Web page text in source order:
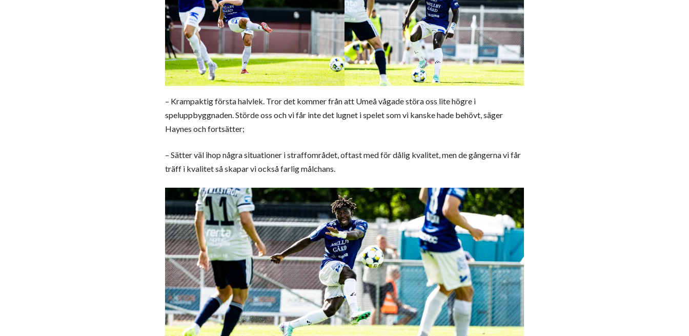
– Krampaktig första halvlek. Tror det kommer från att Umeå vågade störa oss lite högre i
speluppbyggnaden. Störde oss och vi får inte det lugnet i spelet som vi kanske hade behövt, säger
Haynes och fortsätter;
– Sätter väl ihop några situationer i straffområdet, oftast med för dålig kvalitet, men de gångerna vi får
träff i kvalitet så skapar vi också farlig målchans.